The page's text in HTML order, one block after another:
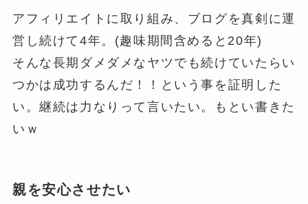
アフィリエイトに取り組み、ブログを真剣に運
営し続けて4年。(趣味期間含めると20年)
そんな長期ダメダメなヤツでも続けていたらい
つかは成功するんだ！！という事を証明した
い。継続は力なりって言いたい。もとい書きた
いｗ
親を安心させたい